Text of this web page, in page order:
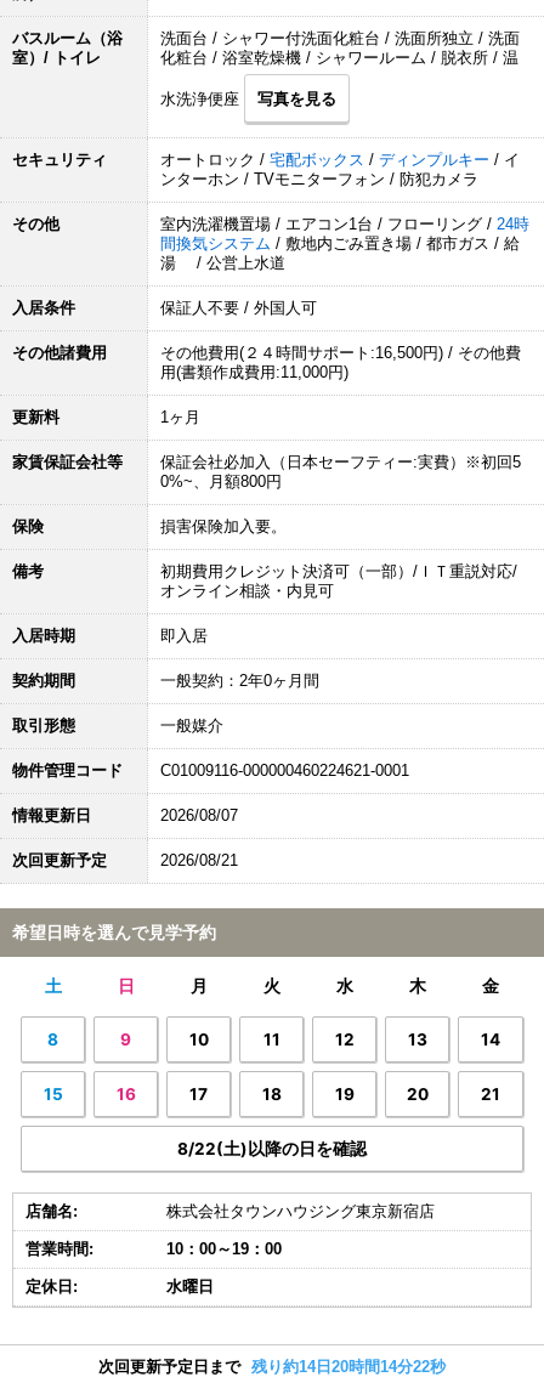
バスルーム（浴
室）/ トイレ
洗面台 / シャワー付洗面化粧台 / 洗面所独立 / 洗面
化粧台 / 浴室乾燥機 / シャワールーム / 脱衣所 / 温
水洗浄便座 写真を見る
セキュリティ オートロック / 宅配ボックス / ディンプルキー / イ
ンターホン / TVモニターフォン / 防犯カメラ
その他 室内洗濯機置場 / エアコン1台 / フローリング / 24時
間換気システム / 敷地内ごみ置き場 / 都市ガス / 給
湯 / 公営上水道
入居条件 保証人不要 / 外国人可
その他諸費用
その他費用(２４時間サポート:16,500円) / その他費
用(書類作成費用:11,000円)
更新料 1ヶ月
家賃保証会社等
保証会社必加入（日本セーフティー:実費）※初回5
0%~、月額800円
保険 損害保険加入要。
備考
初期費用クレジット決済可（一部）/ＩＴ重説対応/
オンライン相談・内見可
入居時期 即入居
契約期間 一般契約：2年0ヶ月間
取引形態 一般媒介
物件管理コード C01009116-000000460224621-0001
情報更新日 2026/08/07
次回更新予定 2026/08/21
希望日時を選んで見学予約
土 日 月 火 水 木 金
8 9 10 11 12 13 14
15 16 17 18 19 20 21
8/22(土)以降の日を確認
店舗名: 株式会社タウンハウジング東京新宿店
営業時間: 10：00～19：00
定休日: 水曜日
次回更新予定日まで 残り約14日20時間14分21秒